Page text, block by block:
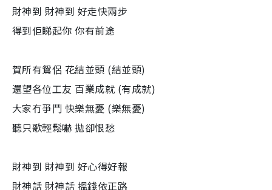
財神到 財神到 好走快兩步
得到佢睇起你 你有前途
賀所有鴛侶 花結並頭 (結並頭)
還望各位工友 百業成就 (有成就)
大家冇爭鬥 快樂無憂 (樂無憂)
聽只歌輕鬆嚇 拋卻恨愁
財神到 財神到 好心得好報
財神話 財神話 搵錢依正路